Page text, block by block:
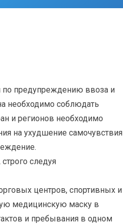
по предупреждению ввоза и
необходимо соблюдать
и регионов необходимо
на ухудшение самочувствия
следуя
центров, спортивных и
медицинскую маску в
и пребывания в одном